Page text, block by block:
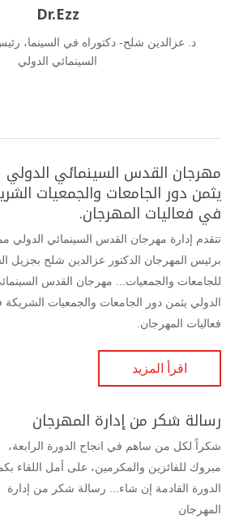
Dr.Ezz
د. عزالدين شلح- دكتوراه في السينما،
السينمائي الدولي
مهرجان القدس السينمائي الدولي
يثمن دور الجامعات والجمعيات
في فعاليات المهرجان.
تتقدم إدارة مهرجان القدس السينمائي الدولي
برئيس المهرجان الدكتور عزالدين شلح بجزيل
للجامعات والجمعيات... مهرجان القدس
الدولي يثمن دور الجامعات والجمعيات
فعاليات المهرجان.
اقرأ المزيد
رسالة شكر من إدارة المهرجان
شكراً لكل من ساهم في انجاح الدورة الرابعة،
مبروك للفائزين والمكرمين، على أمل اللقاء
الدورة القادمة إن شاء... رسالة شكر من إدارة
المهرجان